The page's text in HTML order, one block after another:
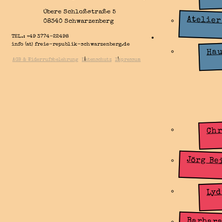
Atelier
Zone
Jörg
Obere Schloßstraße 5
08340 Schwarzenberg
TEL.: +49 3774-22498
info (at) freie-republik-schwarzenberg.de
AGB & Widerrufsbelehrung |
Datenschutz |
Impressum